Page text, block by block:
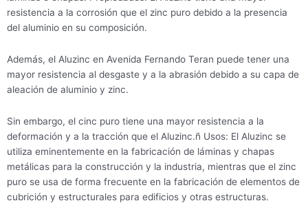
resistencia a la corrosión que el zinc puro debido a la presencia
del aluminio en su composición.
Además, el Aluzinc en Avenida Fernando Teran puede tener una
mayor resistencia al desgaste y a la abrasión debido a su capa de
aleación de aluminio y zinc.
Sin embargo, el cinc puro tiene una mayor resistencia a la
deformación y a la tracción que el Aluzinc.ñ Usos: El Aluzinc se
utiliza eminentemente en la fabricación de láminas y chapas
metálicas para la construcción y la industria, mientras que el zinc
puro se usa de forma frecuente en la fabricación de elementos de
cubrición y estructurales para edificios y otras estructuras.